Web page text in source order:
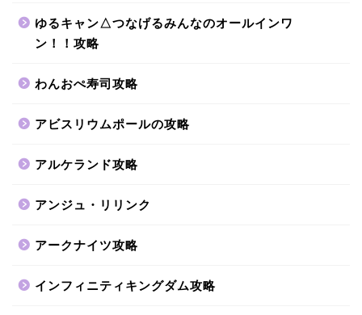
ゆるキャン△つなげるみんなのオールインワ
ン！！攻略
わんおぺ寿司攻略
アビスリウムポールの攻略
アルケランド攻略
アンジュ・リリンク
アークナイツ攻略
インフィニティキングダム攻略